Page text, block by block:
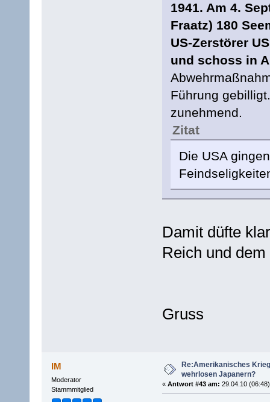
1941. Am 4.
Fraatz) 180
US-Zerstörer
und schoss in
Führung
zunehmend.
Zitat
Die USA
Damit düfte
Reich und
Gruss
IM
Moderator
Stammmitglied
Re:Amerikanisches
wehrlosen Japanern?
« Antwort #43 am: 29.04.10